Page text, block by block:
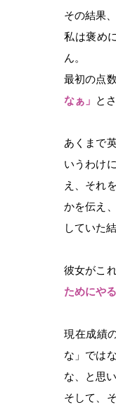
その結果
私は褒め
ん。
最初の点
なぁ」 と
あくまで
いうわけ
え、それ
かを伝え
していた
彼女がこ
ためにや
現在成績
な」では
な、と思い
そして、